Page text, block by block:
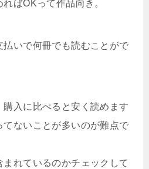
ばOKって作品向き。
いで何冊でも読むことがで
入に比べると安く読めます
ないことが多いのが難点で
れているのかチェックして